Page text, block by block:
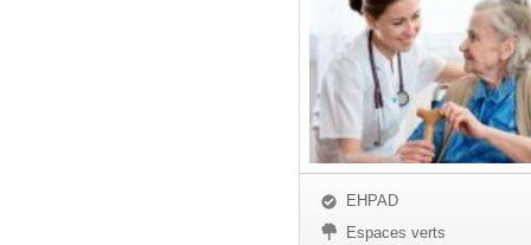
EHPAD
Espaces verts